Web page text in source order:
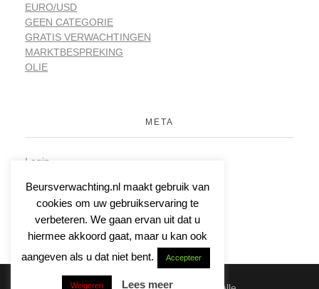
EURO/USD
GEEN CATEGORIE
GRATIS VERWACHTINGEN
MARKTBESPREKING
OLIE
META
Login
Reacties feed
WordPress.org
Beursverwachting.nl maakt gebruik van
cookies om uw gebruikservaring te
verbeteren. We gaan ervan uit dat u
hiermee akkoord gaat, maar u kan ook
aangeven als u dat niet bent.
Accepteer
Weigeren Lees meer